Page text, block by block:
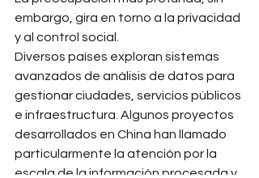
embargo, gira en torno a la privacidad
y al control social.
Diversos países exploran sistemas
avanzados de análisis de datos para
gestionar ciudades, servicios públicos
e infraestructura. Algunos proyectos
desarrollados en China han llamado
particularmente la atención por la
escala de la información procesada y